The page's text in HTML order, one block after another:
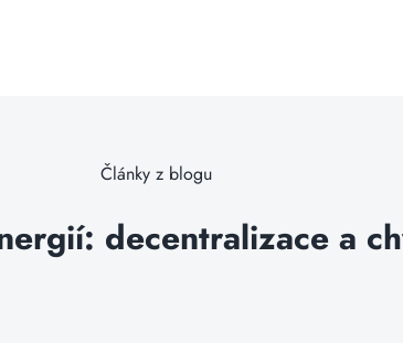
Články z blogu
decentralizace a